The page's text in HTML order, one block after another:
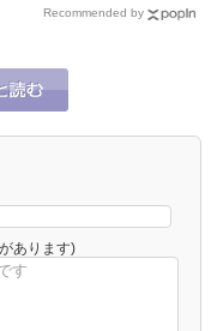
Recommended by
あります)